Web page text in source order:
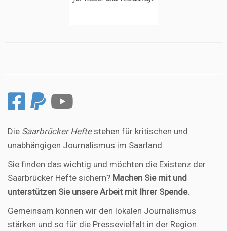
Die Saarbrücker Heftestehen für kritischen und
unabhängigen Journalismus im Saarland.
Sie finden das wichtig und möchten die Existenz der
Saarbrücker Hefte sichern? Machen Sie mit und
unterstützen Sie unsere Arbeit mit Ihrer Spende.
Gemeinsam können wir den lokalen Journalismus
stärken und so für die Pressevielfalt in der Region